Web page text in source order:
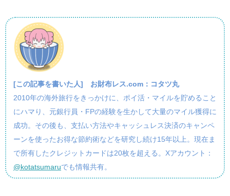
[この記事を書いた人] お財布レス.com：コタツ丸
2010年の海外旅行をきっかけに、ポイ活・マイルを貯めること
にハマり、元銀行員・FPの経験を生かして大量のマイル獲得に
成功。その後も、支払い方法やキャッシュレス決済のキャンペ
ーンを使ったお得な節約術などを研究し続け15年以上。現在ま
で所有したクレジットカードは20枚を超える。Xアカウント：
@kotatsumaruでも情報共有。